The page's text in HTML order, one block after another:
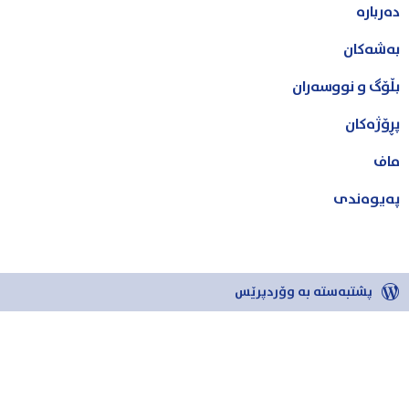
دەربارە
بەشەکان
بڵۆگ و نووسەران
پڕۆژەکان
ماف
پەیوەندی
پشتبەستە بە وۆردپرێس